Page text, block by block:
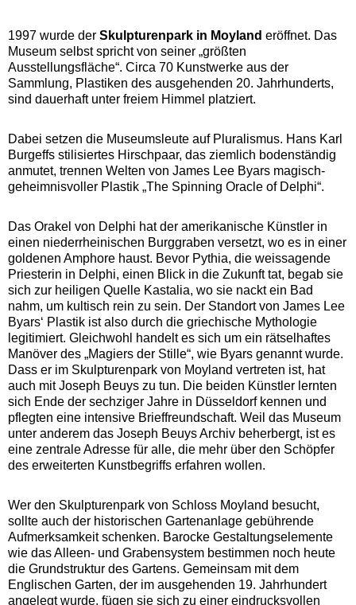
1997 wurde der Skulpturenpark in Moyland eröffnet. Das
Museum selbst spricht von seiner „größten
Ausstellungsfläche“. Circa 70 Kunstwerke aus der
Sammlung, Plastiken des ausgehenden 20. Jahrhunderts,
sind dauerhaft unter freiem Himmel platziert.
Dabei setzen die Museumsleute auf Pluralismus. Hans Karl
Burgeffs stilisiertes Hirschpaar, das ziemlich bodenständig
anmutet, trennen Welten von James Lee Byars magisch-
geheimnisvoller Plastik „The Spinning Oracle of Delphi“.
Das Orakel von Delphi hat der amerikanische Künstler in
einen niederrheinischen Burggraben versetzt, wo es in einer
goldenen Amphore haust. Bevor Pythia, die weissagende
Priesterin in Delphi, einen Blick in die Zukunft tat, begab sie
sich zur heiligen Quelle Kastalia, wo sie nackt ein Bad
nahm, um kultisch rein zu sein. Der Standort von James Lee
Byars‘ Plastik ist also durch die griechische Mythologie
legitimiert. Gleichwohl handelt es sich um ein rätselhaftes
Manöver des „Magiers der Stille“, wie Byars genannt wurde.
Dass er im Skulpturenpark von Moyland vertreten ist, hat
auch mit Joseph Beuys zu tun. Die beiden Künstler lernten
sich Ende der sechziger Jahre in Düsseldorf kennen und
pflegten eine intensive Brieffreundschaft. Weil das Museum
unter anderem das Joseph Beuys Archiv beherbergt, ist es
eine zentrale Adresse für alle, die mehr über den Schöpfer
des erweiterten Kunstbegriffs erfahren wollen.
Wer den Skulpturenpark von Schloss Moyland besucht,
sollte auch der historischen Gartenanlage gebührende
Aufmerksamkeit schenken. Barocke Gestaltungselemente
wie das Alleen- und Grabensystem bestimmen noch heute
die Grundstruktur des Gartens. Gemeinsam mit dem
Englischen Garten, der im ausgehenden 19. Jahrhundert
angelegt wurde, fügen sie sich zu einer eindrucksvollen